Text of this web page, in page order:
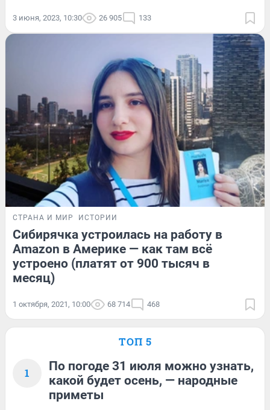
3 июня, 2023, 10:30 26 905 133
СТРАНА И МИР ИСТОРИИ
Сибирячка устроилась на работу в
Amazon в Америке — как там всё
устроено (платят от 900 тысяч в
месяц)
1 октября, 2021, 10:00 68 714 468
ТОП 5
1
По погоде 31 июля можно узнать,
какой будет осень, — народные
приметы